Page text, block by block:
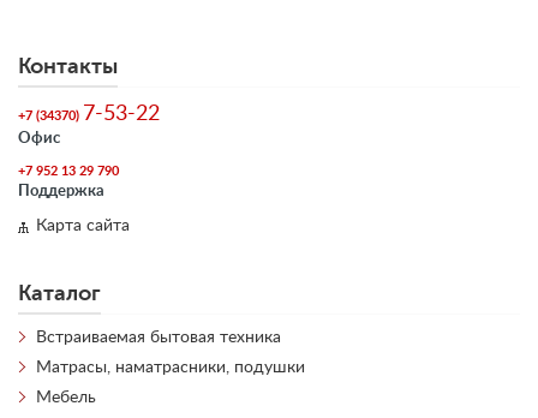
Контакты
+7 (34370) 7-53-22
Офис
+7 952 13 29 790
Поддержка
Карта сайта
Каталог
Встраиваемая бытовая техника
Матрасы, наматрасники, подушки
Мебель